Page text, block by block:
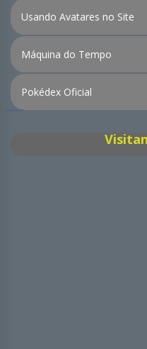
Usando Avatares no Site
Máquina do Tempo
Pokédex Oficial